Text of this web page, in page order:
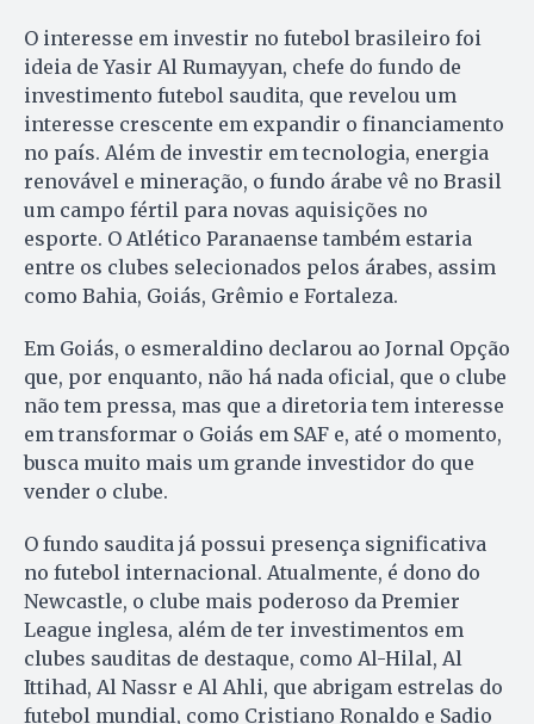
O interesse em investir no futebol brasileiro foi
ideia de Yasir Al Rumayyan, chefe do fundo de
investimento futebol saudita, que revelou um
interesse crescente em expandir o financiamento
no país. Além de investir em tecnologia, energia
renovável e mineração, o fundo árabe vê no Brasil
um campo fértil para novas aquisições no
esporte. O Atlético Paranaense também estaria
entre os clubes selecionados pelos árabes, assim
como Bahia, Goiás, Grêmio e Fortaleza.
Em Goiás, o esmeraldino declarou ao Jornal Opção
que, por enquanto, não há nada oficial, que o clube
não tem pressa, mas que a diretoria tem interesse
em transformar o Goiás em SAF e, até o momento,
busca muito mais um grande investidor do que
vender o clube.
O fundo saudita já possui presença significativa
no futebol internacional. Atualmente, é dono do
Newcastle, o clube mais poderoso da Premier
League inglesa, além de ter investimentos em
clubes sauditas de destaque, como Al-Hilal, Al
Ittihad, Al Nassr e Al Ahli, que abrigam estrelas do
futebol mundial, como Cristiano Ronaldo e Sadio